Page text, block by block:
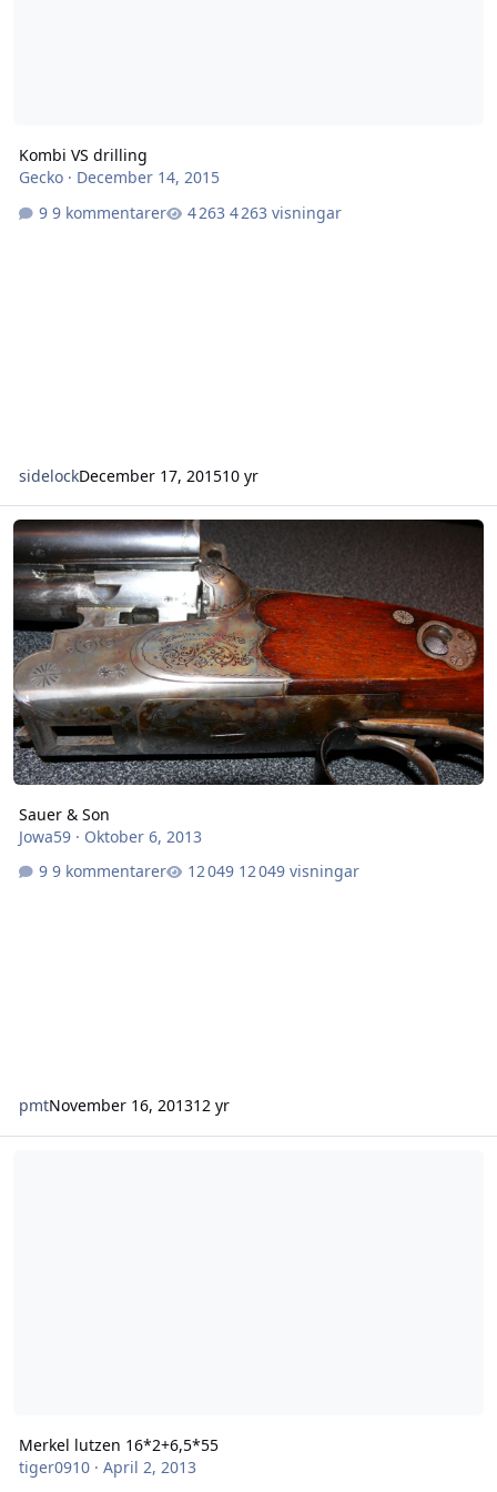
Kombi VS drilling
Gecko· December 14, 2015
9 kommentarer
4 263 visningar
sidelockDecember 17, 201510 yr
Sauer & Son
Sauer & Son
Jowa59· Oktober 6, 2013
9 kommentarer
12 049 visningar
pmtNovember 16, 201312 yr
Merkel lutzen 16*2+6,5*55
tiger0910· April 2, 2013